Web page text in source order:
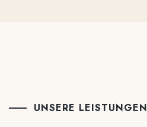
UNSERE LEISTUNGEN